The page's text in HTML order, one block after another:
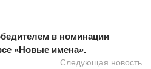
в номинации
«Новые имена».
Следующая новость